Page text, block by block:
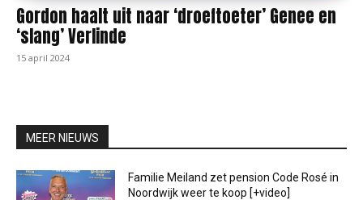
Gordon haalt uit naar ‘droeftoeter’ Genee en
‘slang’ Verlinde
15 april 2024
MEER NIEUWS
Familie Meiland zet pension Code Rosé in
Noordwijk weer te koop [+video]